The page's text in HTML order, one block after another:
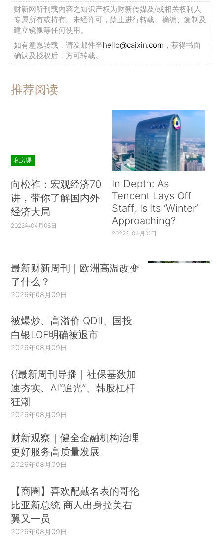
财新网所刊载内容之知识产权为财新传媒及/或相关权利人
专属所有或持有。未经许可，禁止进行转载、摘编、复制及
建立镜像等任何使用。
如有意愿转载，请发邮件至hello@caixin.com ，获得书面
确认及授权后，方可转载。
推荐阅读
私房课
向松祚：宏观经济70
讲，带你了解国内外
经济大局
2022年04月06日
In Depth: As
Tencent Lays Off
Staff, Is Its ‘Winter’
Approaching?
2022年04月01日
最新财新周刊｜欧洲高温改变
了什么？
2026年08月09日
被爆炒、高溢价 QDII、国投
白银LOF明确被退市
2026年08月09日
{{最新周刊导播｜社保基数加
速夯实、AI“追光”、韩股杠杆
狂潮
2026年08月09日
财新观察｜健全金融机构治理
更好服务高质量发展
2026年08月09日
【商圈】喜欢配戴名表的哥伦
比亚新总统 商人出身拉美右
翼又一员
2026年08月09日